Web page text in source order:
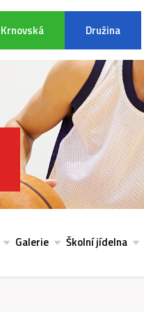
Krnovská Družina
Galerie Školní jídelna